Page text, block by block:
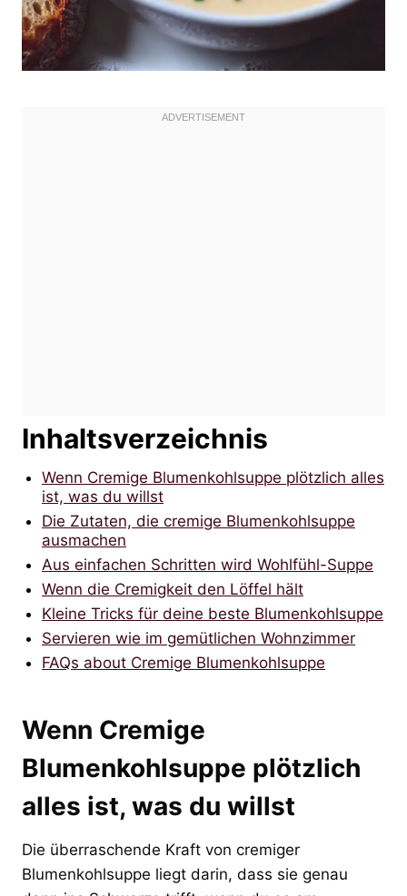
Inhaltsverzeichnis
Wenn Cremige Blumenkohlsuppe plötzlich alles
ist, was du willst
Die Zutaten, die cremige Blumenkohlsuppe
ausmachen
Aus einfachen Schritten wird Wohlfühl-Suppe
Wenn die Cremigkeit den Löffel hält
Kleine Tricks für deine beste Blumenkohlsuppe
Servieren wie im gemütlichen Wohnzimmer
FAQs about Cremige Blumenkohlsuppe
Wenn Cremige
Blumenkohlsuppe plötzlich
alles ist, was du willst
Die überraschende Kraft von cremiger
Blumenkohlsuppe liegt darin, dass sie genau